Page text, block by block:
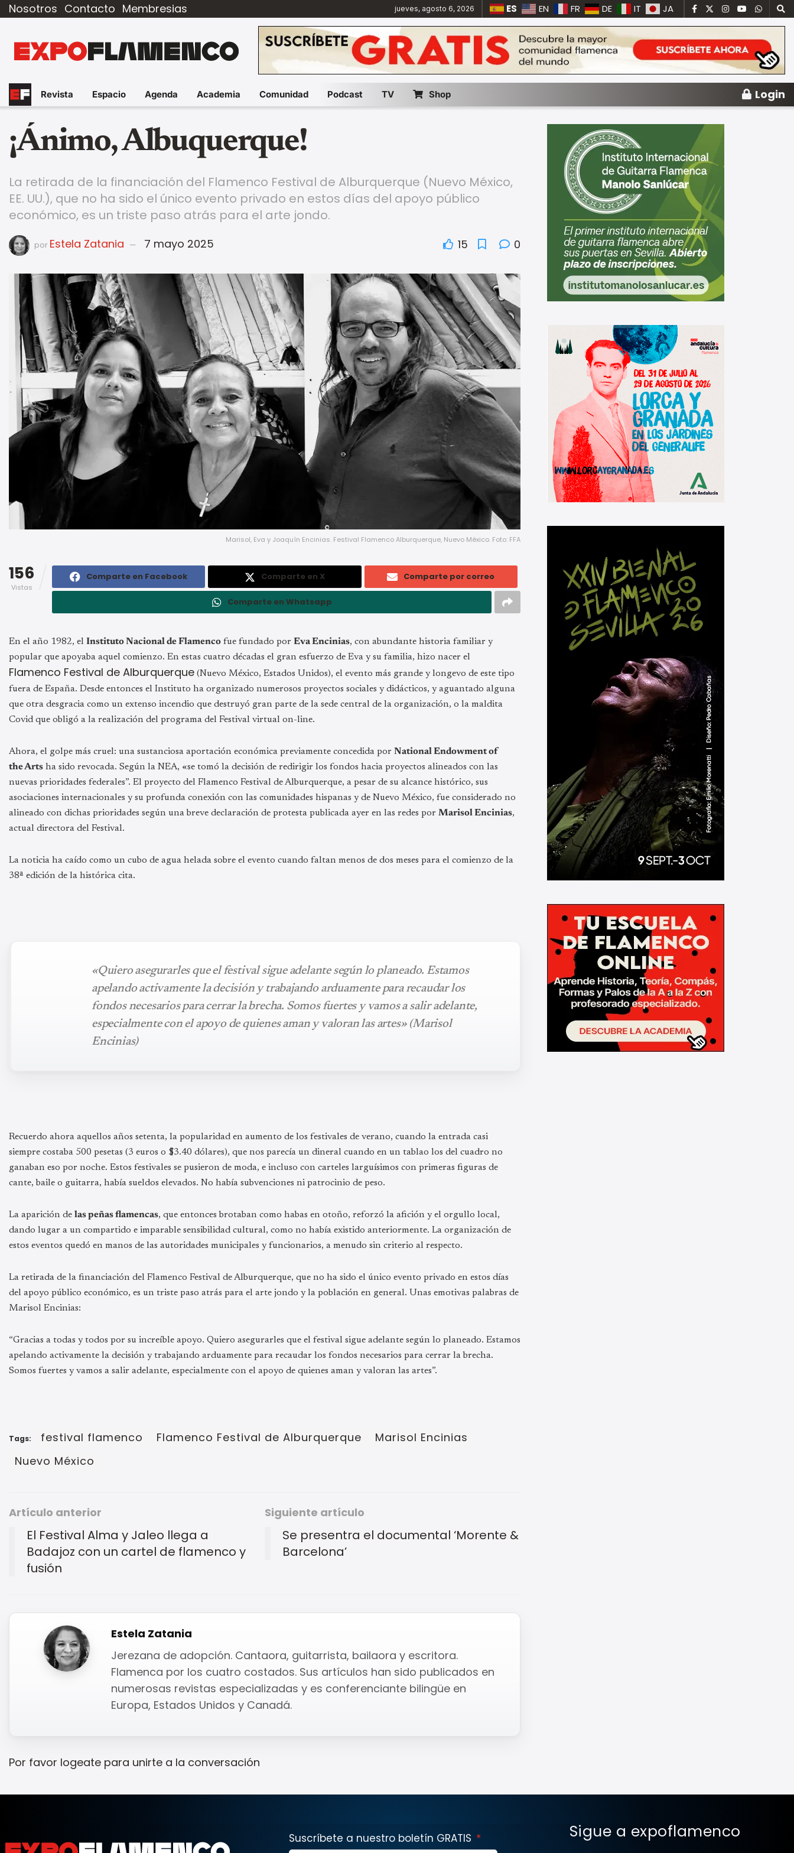
Nosotros Contacto Membresias jueves, agosto 6, 2026 ES EN FR DE IT JA
Revista Espacio Agenda Academia Comunidad Podcast TV Shop Login
¡Ánimo, Albuquerque!
La retirada de la financiación del Flamenco Festival de Alburquerque (Nuevo México,
EE. UU.), que no ha sido el único evento privado en estos días del apoyo público
económico, es un triste paso atrás para el arte jondo.
por Estela Zatania 7 mayo 2025 15 0
Marisol, Eva y Joaquín Encinias. Festival Flamenco Alburquerque, Nuevo México. Foto: FFA
156
Vistas
Comparte en Facebook Comparte en X Comparte por correo
Comparte en Whatsapp
En el año 1982, el Instituto Nacional de Flamenco fue fundado por Eva Encinias, con abundante historia familiar y
popular que apoyaba aquel comienzo. En estas cuatro décadas el gran esfuerzo de Eva y su familia, hizo nacer el
Flamenco Festival de Alburquerque (Nuevo México, Estados Unidos), el evento más grande y longevo de este tipo
fuera de España. Desde entonces el Instituto ha organizado numerosos proyectos sociales y didácticos, y aguantado alguna
que otra desgracia como un extenso incendio que destruyó gran parte de la sede central de la organización, o la maldita
Covid que obligó a la realización del programa del Festival virtual on-line.
Ahora, el golpe más cruel: una sustanciosa aportación económica previamente concedida por National Endowment of
the Arts ha sido revocada. Según la NEA, «se tomó la decisión de redirigir los fondos hacia proyectos alineados con las
nuevas prioridades federales”. El proyecto del Flamenco Festival de Alburquerque, a pesar de su alcance histórico, sus
asociaciones internacionales y su profunda conexión con las comunidades hispanas y de Nuevo México, fue considerado no
alineado con dichas prioridades según una breve declaración de protesta publicada ayer en las redes por Marisol Encinias,
actual directora del Festival.
La noticia ha caído como un cubo de agua helada sobre el evento cuando faltan menos de dos meses para el comienzo de la
38ª edición de la histórica cita.
«Quiero asegurarles que el festival sigue adelante según lo planeado. Estamos
apelando activamente la decisión y trabajando arduamente para recaudar los
fondos necesarios para cerrar la brecha. Somos fuertes y vamos a salir adelante,
especialmente con el apoyo de quienes aman y valoran las artes» (Marisol
Encinias)
Recuerdo ahora aquellos años setenta, la popularidad en aumento de los festivales de verano, cuando la entrada casi
siempre costaba 500 pesetas (3 euros o $3.40 dólares), que nos parecía un dineral cuando en un tablao los del cuadro no
ganaban eso por noche. Estos festivales se pusieron de moda, e incluso con carteles larguísimos con primeras figuras de
cante, baile o guitarra, había sueldos elevados. No había subvenciones ni patrocinio de peso.
La aparición de las peñas flamencas, que entonces brotaban como habas en otoño, reforzó la afición y el orgullo local,
dando lugar a un compartido e imparable sensibilidad cultural, como no había existido anteriormente. La organización de
estos eventos quedó en manos de las autoridades municipales y funcionarios, a menudo sin criterio al respecto.
La retirada de la financiación del Flamenco Festival de Alburquerque, que no ha sido el único evento privado en estos días
del apoyo público económico, es un triste paso atrás para el arte jondo y la población en general. Unas emotivas palabras de
Marisol Encinias:
“Gracias a todas y todos por su increíble apoyo. Quiero asegurarles que el festival sigue adelante según lo planeado. Estamos
apelando activamente la decisión y trabajando arduamente para recaudar los fondos necesarios para cerrar la brecha.
Somos fuertes y vamos a salir adelante, especialmente con el apoyo de quienes aman y valoran las artes”.
Tags: festival flamenco Flamenco Festival de Alburquerque
Marisol Encinias
Nuevo México
Artículo anterior
El Festival Alma y Jaleo llega a
Badajoz con un cartel de flamenco y
fusión
Siguiente artículo
Se presentra el documental ‘Morente &
Barcelona’
Estela Zatania
Jerezana de adopción. Cantaora, guitarrista, bailaora y escritora.
Flamenca por los cuatro costados. Sus artículos han sido publicados en
numerosas revistas especializadas y es conferenciante bilingüe en
Europa, Estados Unidos y Canadá.
Por favor logeate para unirte a la conversación
Suscríbete a nuestro boletín GRATIS Sigue a expoflamenco